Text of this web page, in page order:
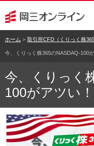
ホーム 取引所CFD（くりっく株365
今、くりっく株365のNASDAQ-100
今、くりっく
100がアツい！